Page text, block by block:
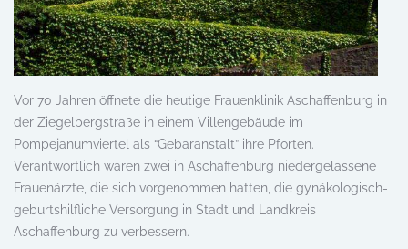
Vor 70 Jahren öffnete die heutige Frauenklinik Aschaffenburg in
der Ziegelbergstraße in einem Villengebäude im
Pompejanumviertel als “Gebäranstalt” ihre Pforten.
Verantwortlich waren zwei in Aschaffenburg niedergelassene
Frauenärzte, die sich vorgenommen hatten, die gynäkologisch-
geburtshilfliche Versorgung in Stadt und Landkreis
Aschaffenburg zu verbessern.